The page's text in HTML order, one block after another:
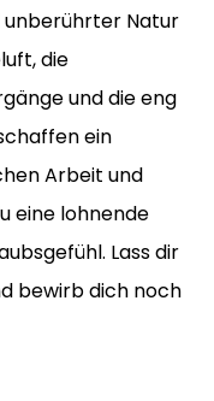
unberührter Natur
die
und die eng
ein
Arbeit und
eine lohnende
Lass dir
bewirb dich noch